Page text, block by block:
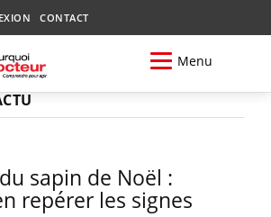
CONTACT
Menu
sapin de Noël :
repérer les signes